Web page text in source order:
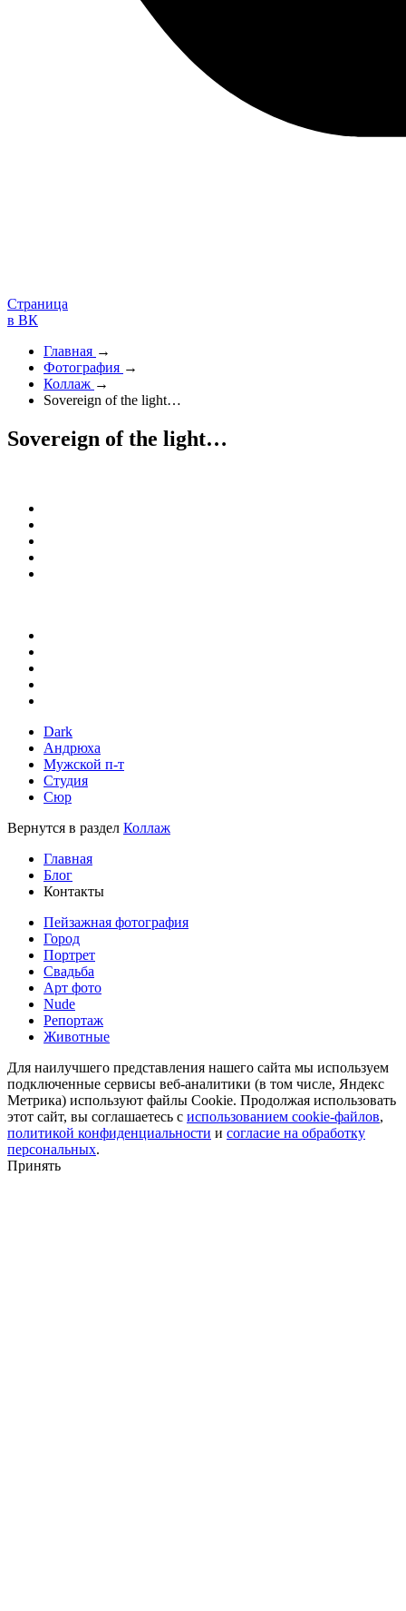
Страница
в ВК
Главная →
Фотография →
Коллаж →
Sovereign of the light…
Sovereign of the light…
Dark
Андрюха
Мужской п-т
Студия
Сюр
Вернутся в раздел Коллаж
по
записям
Главная
Блог
Контакты
Пейзажная фотография
Город
Портрет
Свадьба
Арт фото
Nude
Репортаж
Животные
Для наилучшего представления нашего сайта мы используем
подключенные сервисы веб-аналитики (в том числе, Яндекс
Метрика) используют файлы Cookie. Продолжая использовать
этот сайт, вы соглашаетесь с использованием cookie-файлов,
политикой конфиденциальности и согласие на обработку
персональных.
Принять